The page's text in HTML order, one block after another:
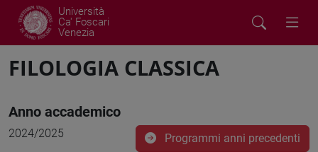
Università
Ca' Foscari
Venezia
FILOLOGIA CLASSICA
Anno accademico
2024/2025 Programmi anni precedenti